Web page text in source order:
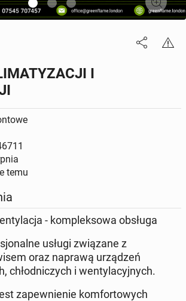
I
temu
- kompleksowa obsługa
usługi związane z
oraz naprawą urządzeń
chłodniczych i wentylacyjnych.
zapewnienie komfortowych